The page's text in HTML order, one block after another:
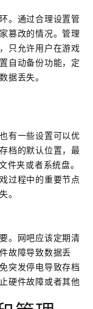
。通过合理设置管
篡改的情况。管理
只允许用户在游戏
自动备份功能，定
据丢失。
有一些设置可以优
档的默认位置，最
件夹或者系统盘。
过程中的重要节点
。
。网吧应该定期清
故障导致数据丢
突发停电导致存档
硬件故障或者其他